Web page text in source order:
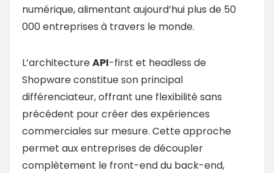
numérique, alimentant aujourd’hui plus de 50
000 entreprises à travers le monde.
L’architectureAPI-first et headless de
Shopware constitue son principal
différenciateur, offrant une flexibilité sans
précédent pour créer des expériences
commerciales sur mesure. Cette approche
permet aux entreprises de découpler
complètement le front-end du back-end,